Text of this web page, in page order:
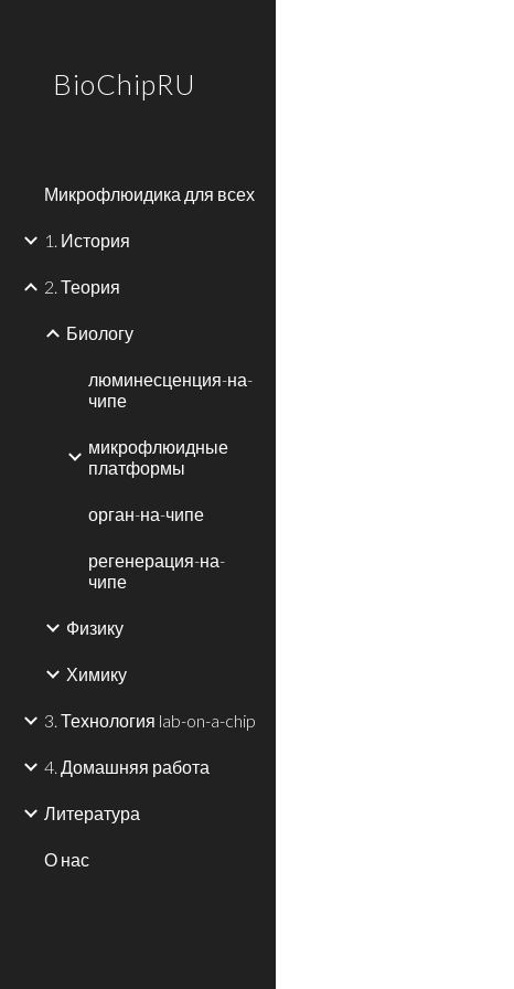
BioChipRU
Микрофлюидика для всех
1. История
2. Теория
Биологу
люминесценция-на-
чипе
микрофлюидные
платформы
орган-на-чипе
регенерация-на-
чипе
Физику
Химику
3. Технология lab-on-a-chip
4. Домашняя работа
Литература
О нас